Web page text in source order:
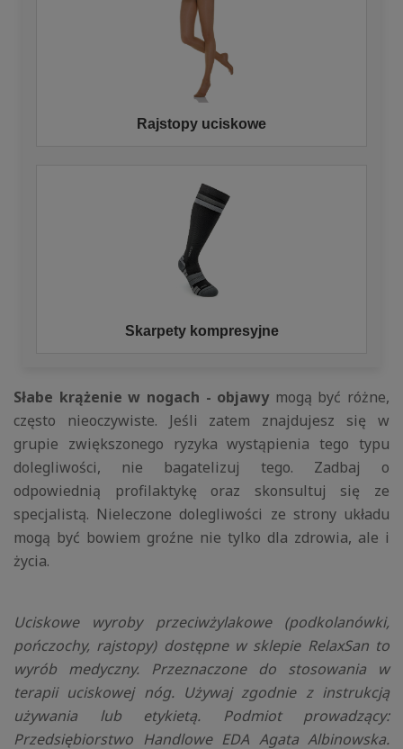
Rajstopy uciskowe
Skarpety kompresyjne
Słabe krążenie w nogach - objawymogą być różne,
często nieoczywiste. Jeśli zatem znajdujesz się w
grupie zwiększonego ryzyka wystąpienia tego typu
dolegliwości, nie bagatelizuj tego. Zadbaj o
odpowiednią profilaktykę oraz skonsultuj się ze
specjalistą. Nieleczone dolegliwości ze strony układu
mogą być bowiem groźne nie tylko dla zdrowia, ale i
życia.
Uciskowe wyroby przeciwżylakowe (podkolanówki,
pończochy, rajstopy) dostępne w sklepie RelaxSan to
wyrób medyczny. Przeznaczone do stosowania w
terapii uciskowej nóg. Używaj zgodnie z instrukcją
używania lub etykietą. Podmiot prowadzący:
Przedsiębiorstwo Handlowe EDA Agata Albinowska.